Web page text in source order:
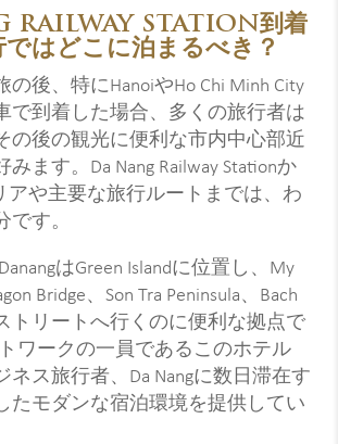
RAILWAY STATION到着
ではどこに泊まるべき？
後、特にHanoiやHo Chi Minh City
で到着した場合、多くの旅行者は
の後の観光に便利な市内中心部近
ます。Da Nang Railway Stationか
アや主要な旅行ルートまでは、わ
です。
はGreen Islandに位置し、My
Bridge、Son Tra Peninsula、Bach
トリートへ行くのに便利な拠点で
ワークの一員であるこのホテル
ネス旅行者、Da Nangに数日滞在す
たモダンな宿泊環境を提供してい